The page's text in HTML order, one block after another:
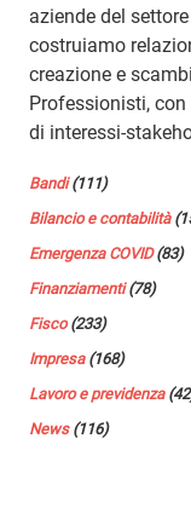
aziende del
costruiamo
creazione e
Professionisti,
di interessi-
Bandi(111)
Bilancio e contabilità
Emergenza COVID(83)
Finanziamenti(78)
Fisco(233)
Impresa(168)
Lavoro e previdenza
News(116)